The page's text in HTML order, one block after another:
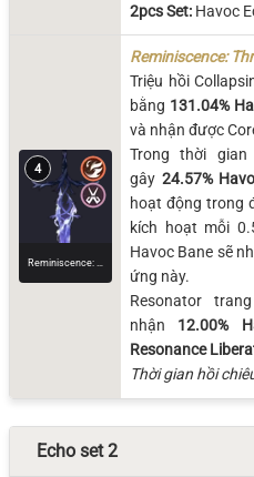
2pcs Set: Havoc
4
Reminiscence: Threnodian - Leviathan
Reminiscence:
Triệu hồi
bằng 131.04%
và nhận được
Trong thời
gây 24.57%
hoạt động trong
kích hoạt mỗi
Havoc Bane sẽ
ứng này.
Resonator
nhận 12.00%
Resonance
Thời gian hồi
Echo set 2